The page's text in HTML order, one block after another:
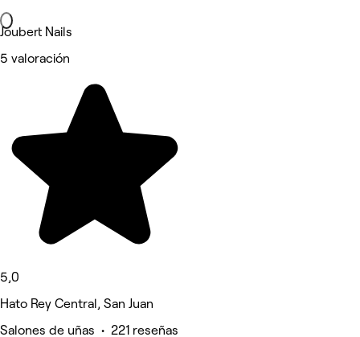
Joubert Nails
5 valoración
5,0
Hato Rey Central, San Juan
Salones de uñas • 221 reseñas